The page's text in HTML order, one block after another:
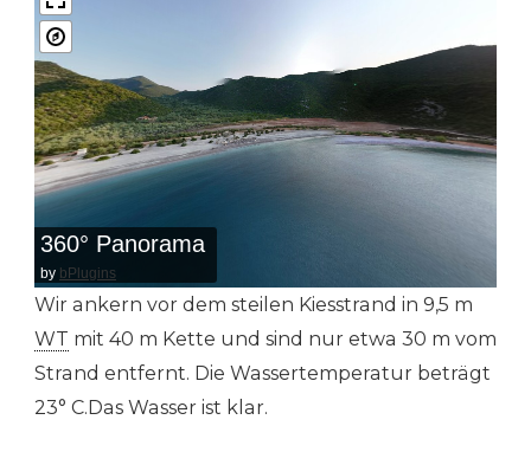
360° Panorama
by bPlugins
Wir ankern vor dem steilen Kiesstrand in 9,5 m
WT mit 40 m Kette und sind nur etwa 30 m vom
Strand entfernt. Die Wassertemperatur beträgt
23° C.Das Wasser ist klar.